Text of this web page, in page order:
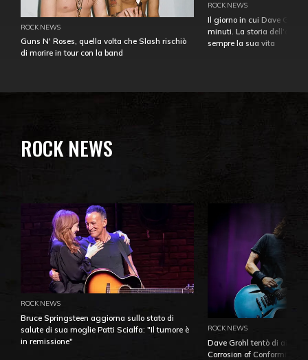
ROCK NEWS
Guns N' Roses, quella volta che Slash rischiò
di morire in tour con la band
ROCK NEWS
Il giorno in cui Dave
minuti. La storia
sempre la sua vita
ROCK NEWS
ROCK NEWS
Bruce Springsteen aggiorna sullo stato di
salute di sua moglie Patti Scialfa: "Il tumore è
in remissione"
ROCK NEWS
Dave Grohl tentò di
Corrosion of Conformity